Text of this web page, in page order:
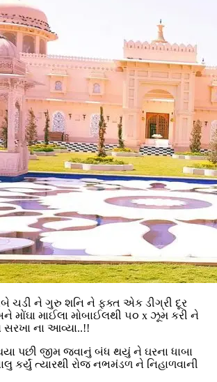
ચડી ને ગુરુ શનિ ને ફક્ત એક ડીગ્રી દૂર
મોંઘા માઈલા મોબાઈલથી ૫૦ x ઝૂમ કરી ને
ના આવ્યા..!!
પછી જીમ જવાનું બંધ થયું ને ઘરના ધાબા
કર્યું ત્યારથી રોજ નભમંડળ ને નિહાળવાની